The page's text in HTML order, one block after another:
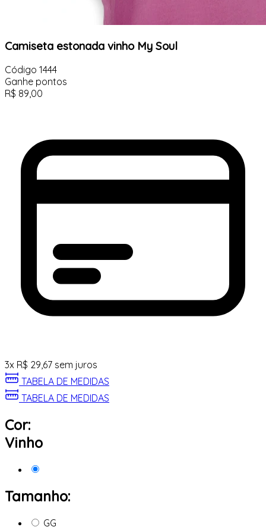
Camiseta estonada vinho My Soul
Código 1444
Ganhe pontos
R$ 89,00
3x R$ 29,67 sem juros
TABELA DE MEDIDAS
TABELA DE MEDIDAS
Cor:
Vinho
Tamanho:
GG